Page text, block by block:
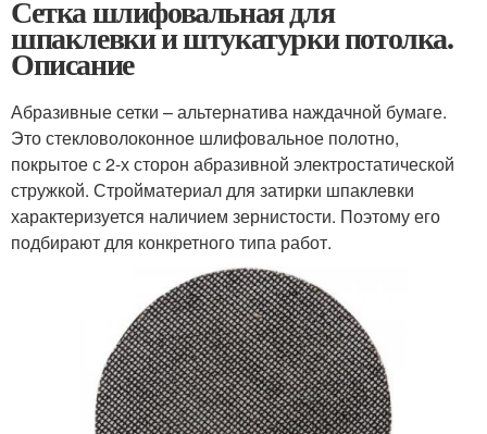
Сетка шлифовальная для
шпаклевки и штукатурки потолка.
Описание
Абразивные сетки – альтернатива наждачной бумаге.
Это стекловолоконное шлифовальное полотно,
покрытое с 2-х сторон абразивной электростатической
стружкой. Стройматериал для затирки шпаклевки
характеризуется наличием зернистости. Поэтому его
подбирают для конкретного типа работ.